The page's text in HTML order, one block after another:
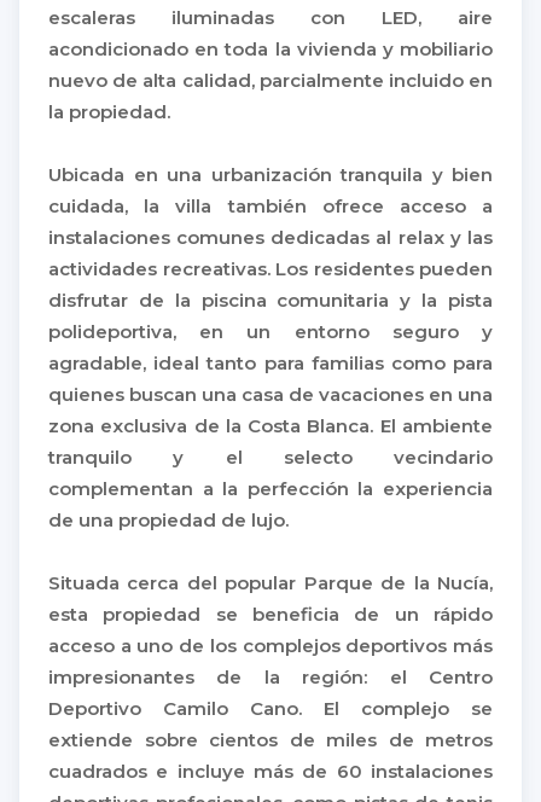
escaleras iluminadas con LED, aire
acondicionado en toda la vivienda y mobiliario
nuevo de alta calidad, parcialmente incluido en
la propiedad.
Ubicada en una urbanización tranquila y bien
cuidada, la villa también ofrece acceso a
instalaciones comunes dedicadas al relax y las
actividades recreativas. Los residentes pueden
disfrutar de la piscina comunitaria y la pista
polideportiva, en un entorno seguro y
agradable, ideal tanto para familias como para
quienes buscan una casa de vacaciones en una
zona exclusiva de la Costa Blanca. El ambiente
tranquilo y el selecto vecindario
complementan a la perfección la experiencia
de una propiedad de lujo.
Situada cerca del popular Parque de la Nucía,
esta propiedad se beneficia de un rápido
acceso a uno de los complejos deportivos más
impresionantes de la región: el Centro
Deportivo Camilo Cano. El complejo se
extiende sobre cientos de miles de metros
cuadrados e incluye más de 60 instalaciones